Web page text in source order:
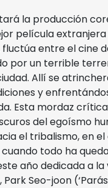
la producción
película extranjera
fluctúa entre el cine
por un terrible
Allí se
y
Esta mordaz
del egoísmo
el tribalismo, en
todo ha
año dedicada a la
Seo-joon